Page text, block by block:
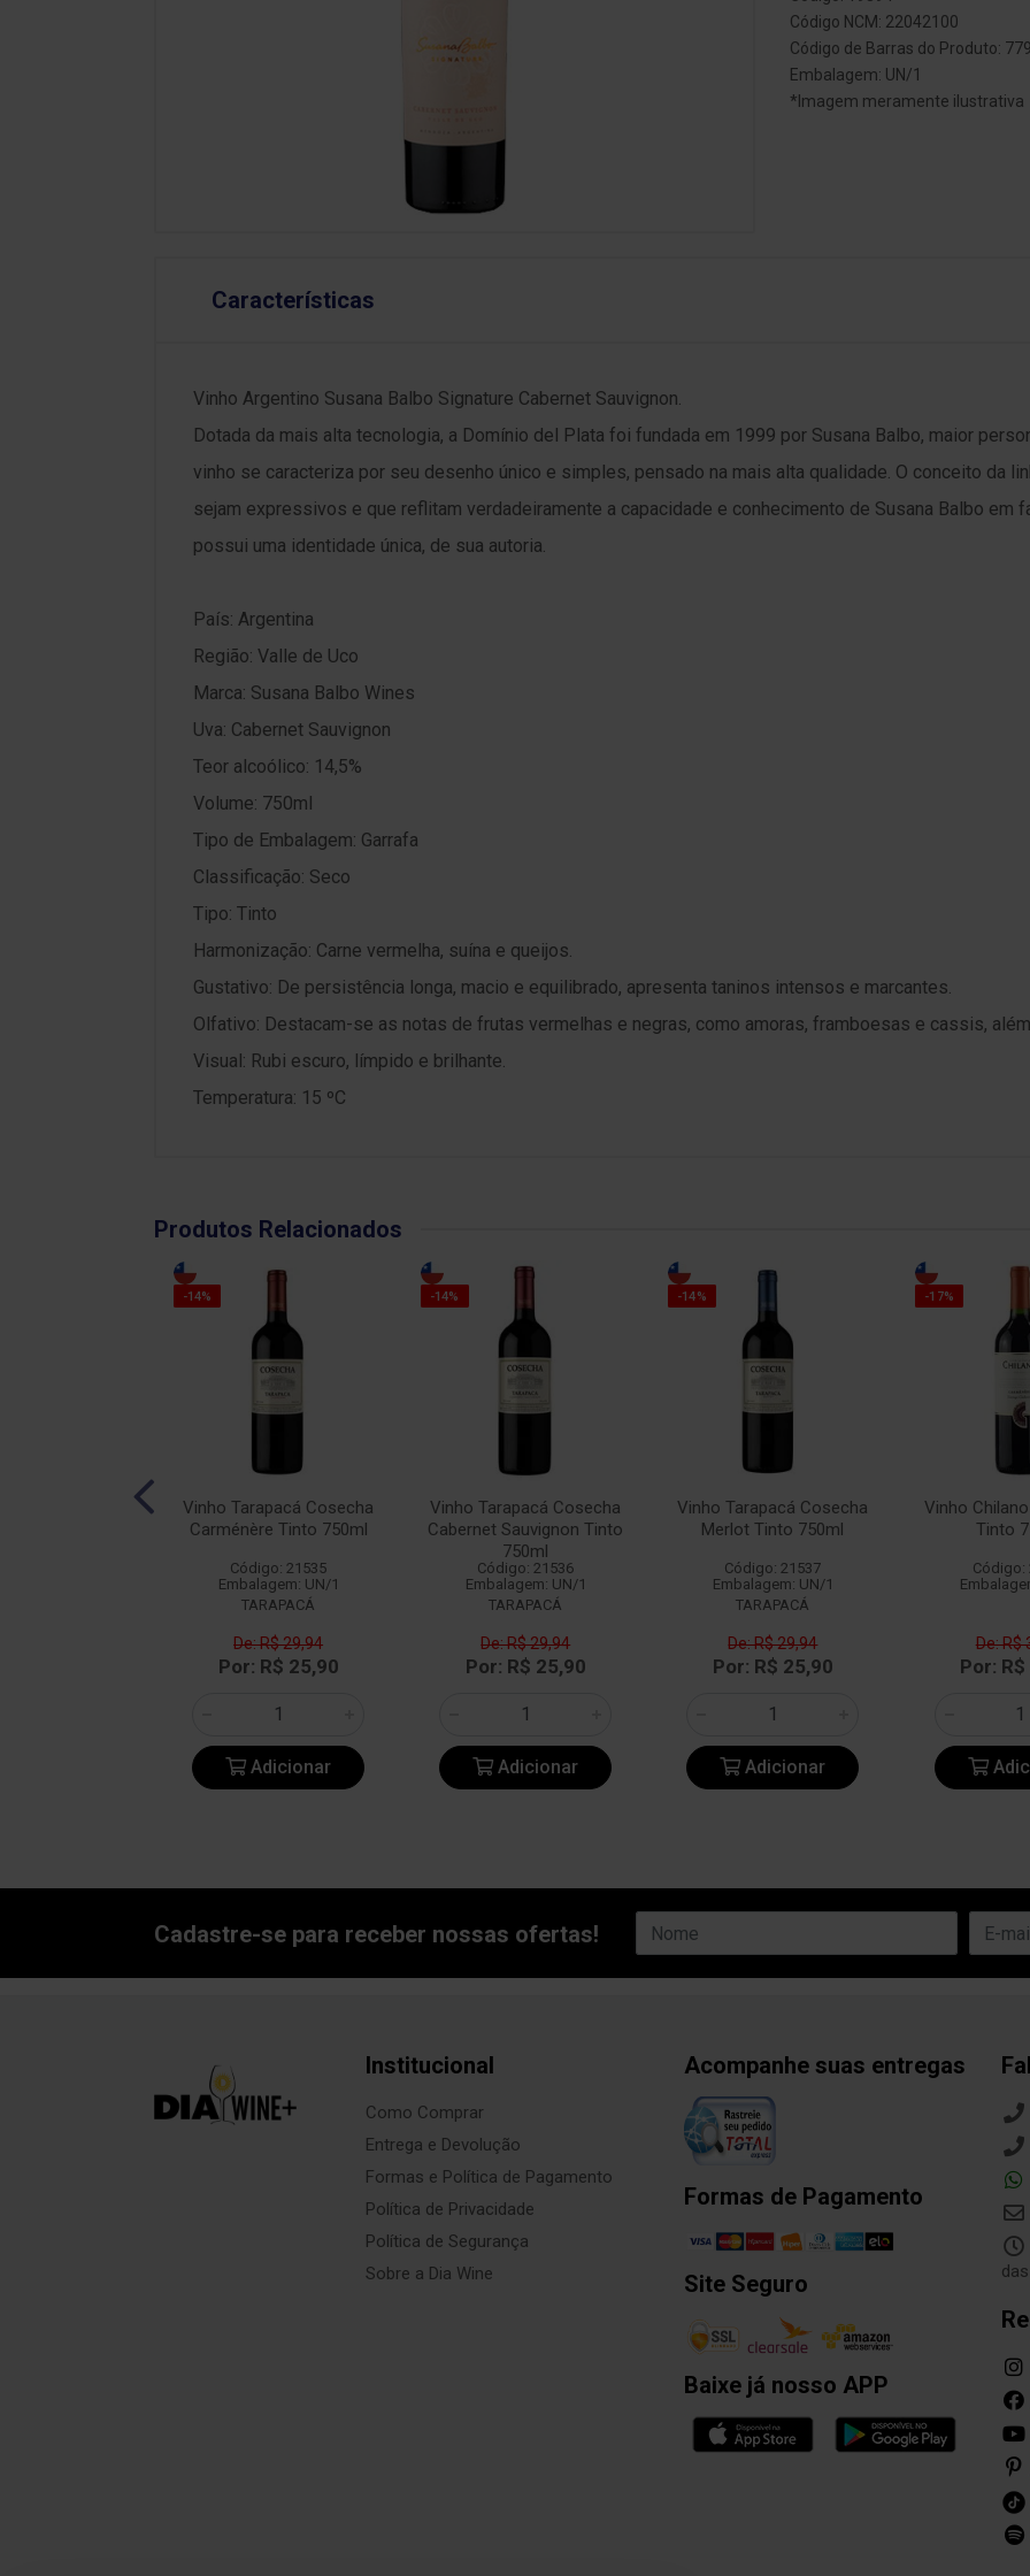
Código NCM: 22042100
Código de Barras do Produto:
Embalagem: UN/1
*Imagem meramente ilustrativa
Características
Vinho Argentino Susana Balbo Signature Cabernet Sauvignon.
Dotada da mais alta tecnologia, a Domínio del Plata foi fundada em 1999 por Susana Balbo, maior
vinho se caracteriza por seu desenho único e simples, pensado na mais alta qualidade. O conceito da
sejam expressivos e que reflitam verdadeiramente a capacidade e conhecimento de Susana Balbo em
possui uma identidade única, de sua autoria.
País: Argentina
Região: Valle de Uco
Marca: Susana Balbo Wines
Uva: Cabernet Sauvignon
Teor alcoólico: 14,5%
Volume: 750ml
Tipo de Embalagem: Garrafa
Classificação: Seco
Tipo: Tinto
Harmonização: Carne vermelha, suína e queijos.
Gustativo: De persistência longa, macio e equilibrado, apresenta taninos intensos e marcantes.
Olfativo: Destacam-se as notas de frutas vermelhas e negras, como amoras, framboesas e cassis,
Visual: Rubi escuro, límpido e brilhante.
Temperatura: 15 ºC
Produtos Relacionados
-14%
Vinho Tarapacá Cosecha
Carménère Tinto 750ml
Código: 21535
Embalagem: UN/1
TARAPACÁ
De: R$ 29,94
Por: R$ 25,90
Adicionar
-14%
Vinho Tarapacá Cosecha
Cabernet Sauvignon Tinto
750ml
Código: 21536
Embalagem: UN/1
TARAPACÁ
De: R$ 29,94
Por: R$ 25,90
Adicionar
-14%
Vinho Tarapacá Cosecha
Merlot Tinto 750ml
Código: 21537
Embalagem: UN/1
TARAPACÁ
De: R$ 29,94
Por: R$ 25,90
Adicionar
-17%
Vinho
Tinto
Código:
De: R$
Por:
Cadastre-se para receber nossas ofertas!
Institucional
Como Comprar
Entrega e Devolução
Formas e Política de Pagamento
Política de Privacidade
Política de Segurança
Sobre a Dia Wine
Acompanhe suas entregas
Formas de Pagamento
Site Seguro
Baixe já nosso APP